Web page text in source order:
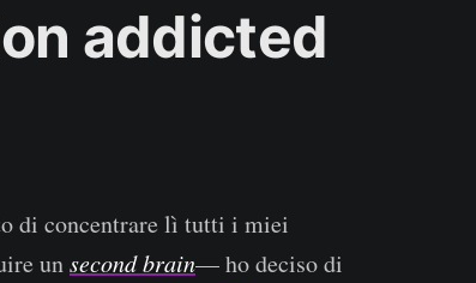
addicted
di concentrare lì tutti i miei
unsecond brain— ho deciso di